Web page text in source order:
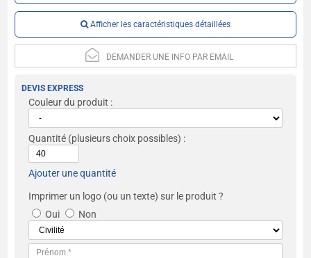
Afficher les caractéristiques détaillées
DEMANDER UNE INFO PAR EMAIL
DEVIS EXPRESS
Couleur du produit :
Quantité (plusieurs choix possibles) :
Ajouter une quantité
Imprimer un logo (ou un texte) sur le produit ?
Oui
Non